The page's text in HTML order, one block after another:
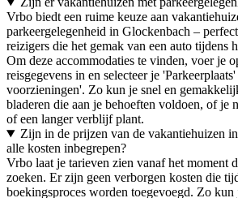
Vrbo biedt een ruime keuze aan
parkeergelegenheid in Glockenbach –
reizigers die het gemak van een auto tijdens
Om deze accommodaties te vinden, voer je
reisgegevens in en selecteer je
voorzieningen'. Zo kun je snel en
bladeren die aan je behoeften voldoen, of je
of een langer verblijf plant.
Zijn in de prijzen van de vakantiehuizen
alle kosten inbegrepen?
Vrbo laat je tarieven zien vanaf het moment
zoeken. Er zijn geen verborgen kosten die
boekingsproces worden toegevoegd. Zo kun